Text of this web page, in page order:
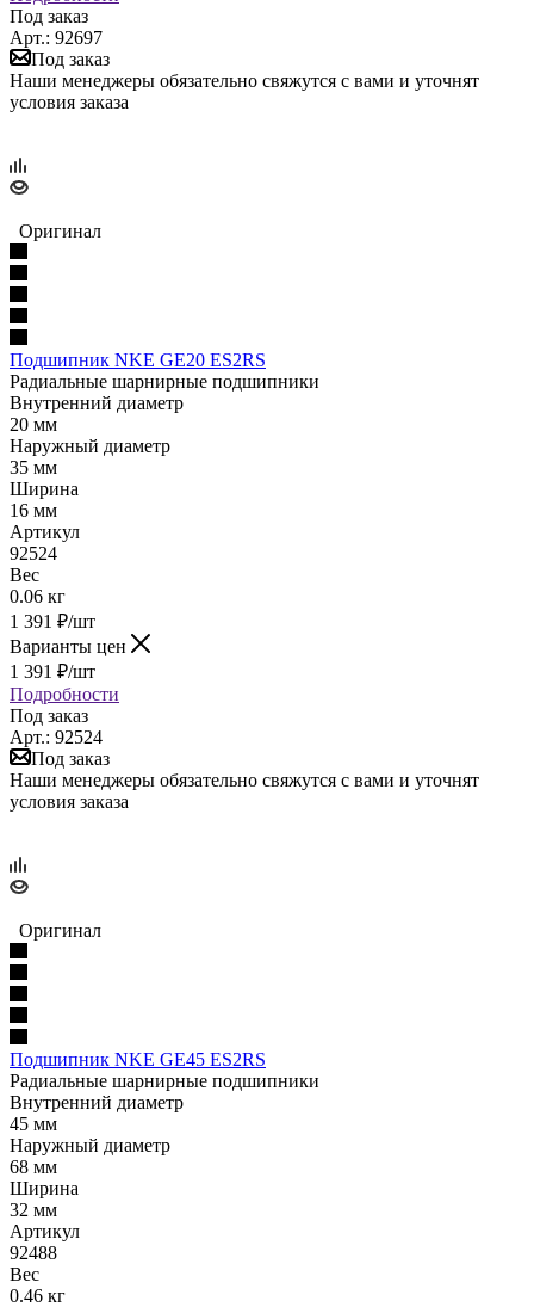
Под заказ
Арт.: 92697
Под заказ
Наши менеджеры обязательно свяжутся с вами и уточнят
условия заказа
Оригинал
Подшипник NKE GE20 ES2RS
Радиальные шарнирные подшипники
Внутренний диаметр
20 мм
Наружный диаметр
35 мм
Ширина
16 мм
Артикул
92524
Вес
0.06 кг
1 391 ₽/шт
Варианты цен
1 391 ₽/шт
Подробности
Под заказ
Арт.: 92524
Под заказ
Наши менеджеры обязательно свяжутся с вами и уточнят
условия заказа
Оригинал
Подшипник NKE GE45 ES2RS
Радиальные шарнирные подшипники
Внутренний диаметр
45 мм
Наружный диаметр
68 мм
Ширина
32 мм
Артикул
92488
Вес
0.46 кг